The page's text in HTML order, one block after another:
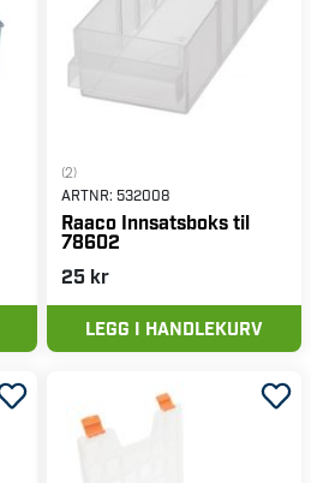
(2)
ARTNR: 532008
Raaco Innsatsboks til
78602
25 kr
LEGG I HANDLEKURV